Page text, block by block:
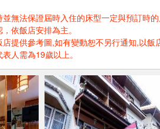
無法保證屆時入住的床型一定與預訂時
依飯店安排為主。
提供參考圖,如有變動恕不另行通知,以飯
人需為19歲以上。